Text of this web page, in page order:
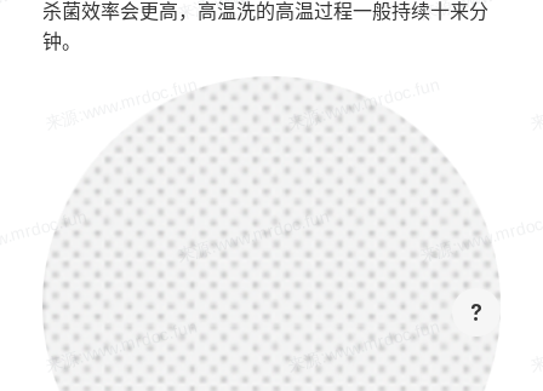
杀菌效率会更高，高温洗的高温过程一般持续十来分
钟。